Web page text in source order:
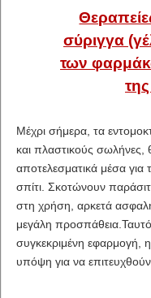
σύριγγα
των
Μέχρι σήμερα, τα
και πλαστικούς σωλήνες,
αποτελεσματικά μέσα
σπίτι. Σκοτώνουν
στη χρήση, αρκετά ασφαλή
μεγάλη
συγκεκριμένη εφαρμογή,
υπόψη για να